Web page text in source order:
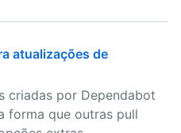
atualizações de
criadas por Dependabot
forma que outras pull